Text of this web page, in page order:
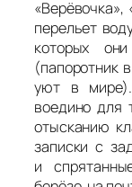
«Верёвочка»,
перельет
которых
(папоротник
уют в
воедино для
отысканию
записки с
и